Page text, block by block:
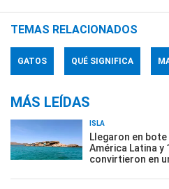
TEMAS RELACIONADOS
GATOS QUÉ SIGNIFICA
MÁS LEÍDAS
ISLA
Llegaron en
América Latina y
convirtieron en